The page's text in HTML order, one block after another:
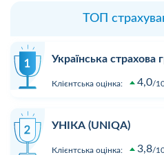
ТОП
Українська страхова
Клієнтська оцінка: 4,0
УНІКА (UNIQA)
Клієнтська оцінка: 3,8